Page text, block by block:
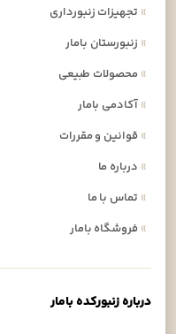
زنبورداری
بامار
طبیعی
بامار
و مقررات
ما
با ما
بامار
زنبورکده بامار